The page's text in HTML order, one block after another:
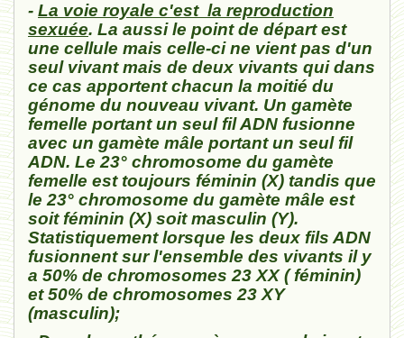
- La voie royale c'est la reproduction
sexuée. La aussi le point de départ est
une cellule mais celle-ci ne vient pas d'un
seul vivant mais de deux vivants qui dans
ce cas apportent chacun la moitié du
génome du nouveau vivant. Un gamète
femelle portant un seul fil ADN fusionne
avec un gamète mâle portant un seul fil
ADN. Le 23° chromosome du gamète
femelle est toujours féminin (X) tandis que
le 23° chromosome du gamète mâle est
soit féminin (X) soit masculin (Y).
Statistiquement lorsque les deux fils ADN
fusionnent sur l'ensemble des vivants il y
a 50% de chromosomes 23 XX ( féminin)
et 50% de chromosomes 23 XY
(masculin);